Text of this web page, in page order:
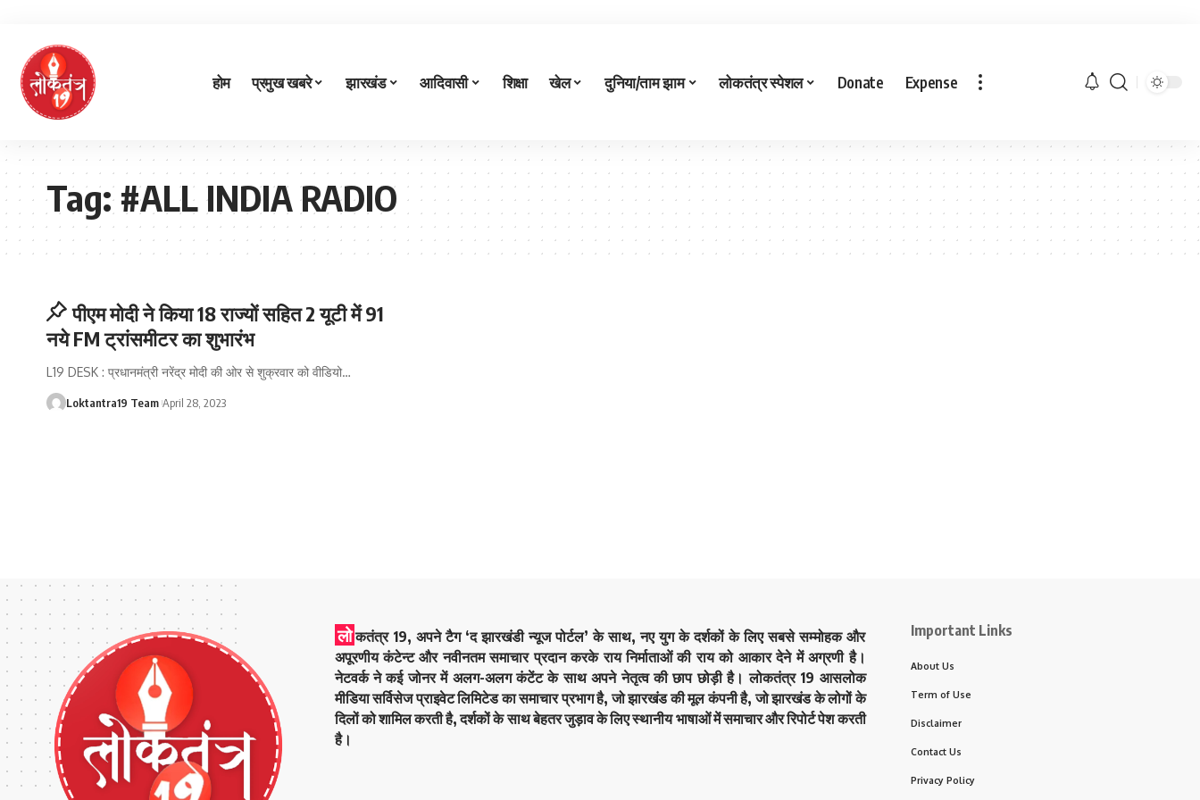
होम प्रमुख खबरे झारखंड आदिवासी शिक्षा खेल दुनिया/ताम झाम लोकतंत्र स्पेशल Donate Expense
Tag:#ALL INDIA RADIO
पीएम मोदी ने किया 18 राज्यों सहित 2 यूटी में 91
नये FM ट्रांसमीटर का शुभारंभ
L19 DESK : प्रधानमंत्री नरेंद्र मोदी की ओर से शुक्रवार को वीडियो…
Loktantra19 Team April 28, 2023
लो कतंत्र 19, अपने टैग ‘द झारखंडी न्यूज पोर्टल’ के साथ, नए युग के दर्शकों के लिए सबसे सम्मोहक और
अपूरणीय कंटेन्ट और नवीनतम समाचार प्रदान करके राय निर्माताओं की राय को आकार देने में अग्रणी है।
नेटवर्क ने कई जोनर में अलग-अलग कंटेंट के साथ अपने नेतृत्व की छाप छोड़ी है। लोकतंत्र 19 आसलोक
मीडिया सर्विसेज प्राइवेट लिमिटेड का समाचार प्रभाग है, जो झारखंड की मूल कंपनी है, जो झारखंड के लोगों के
दिलों को शामिल करती है, दर्शकों के साथ बेहतर जुड़ाव के लिए स्थानीय भाषाओं में समाचार और रिपोर्ट पेश करती
है।
Important Links
About Us
Term of Use
Disclaimer
Contact Us
Privacy Policy